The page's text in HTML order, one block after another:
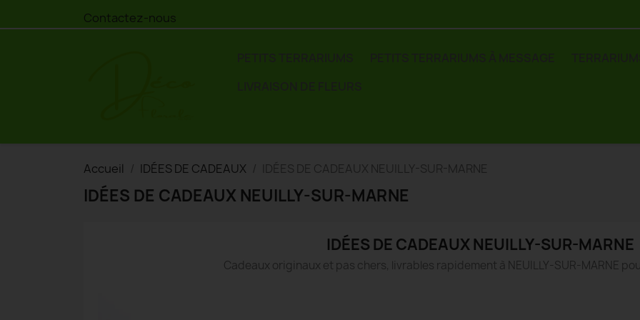
Contactez-nous
Accueil IDÉES DE CADEAUX IDÉES DE CADEAUX NEUILLY-SUR-MARNE
IDÉES DE CADEAUX NEUILLY-SUR-MARNE
IDÉES DE CADEAUX NEUILLY-SUR-MARNE
Cadeaux originaux et pas chers, livrables rapidement à NEUILLY-SUR-MARNE